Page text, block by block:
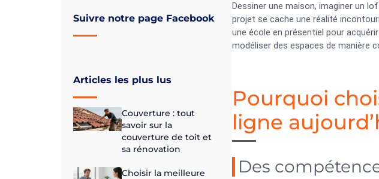
Suivre notre page Facebook
Articles les plus lus
Couverture : tout
savoir sur la
couverture de toit et
sa rénovation
Choisir la meilleure
Dessiner une maison, imaginer un
projet se cache une réalité
une école en présentiel pour
modéliser des espaces de manière
Pourquoi
ligne
Des